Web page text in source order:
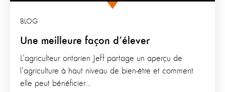
Une meilleure façon d’élever
BLOG
L’agriculteur ontarien Jeff partage un aperçu de
l’agriculture à haut niveau de bien-être et comment
elle peut bénéficier...